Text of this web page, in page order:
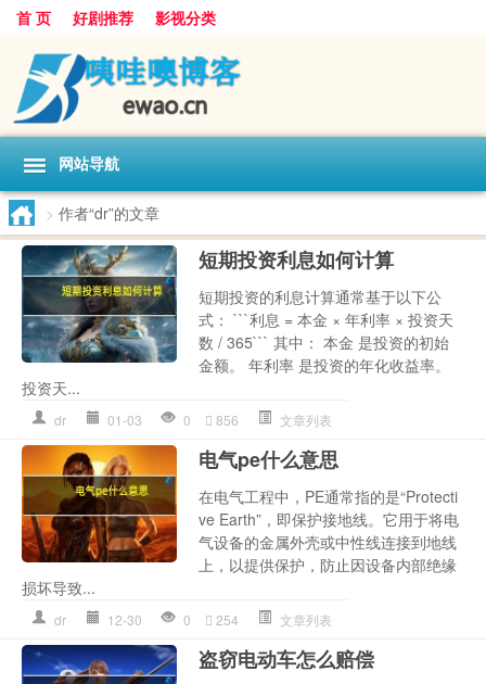
首 页 好剧推荐 影视分类
网站导航
> 作者“dr”的文章
短期投资利息如何计算
短期投资的利息计算通常基于以下公
式： ```利息 = 本金 × 年利率 × 投资天
数 / 365``` 其中： 本金 是投资的初始
金额。 年利率 是投资的年化收益率。
投资天...
dr 01-03 0 856 文章列表
电气pe什么意思
在电气工程中，PE通常指的是“Protecti
ve Earth”，即保护接地线。它用于将电
气设备的金属外壳或中性线连接到地线
上，以提供保护，防止因设备内部绝缘
损坏导致...
dr 12-30 0 254 文章列表
盗窃电动车怎么赔偿